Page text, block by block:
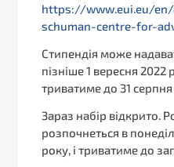
https://www.eui.eu/
schuman-centre-for-
Стипендія може
пізніше 1 вересня 2022
триватиме до 31
Зараз набір відкрито.
розпочнеться в
року, і триватиме до